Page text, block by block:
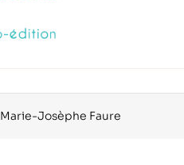
Marie-Josèphe Faure